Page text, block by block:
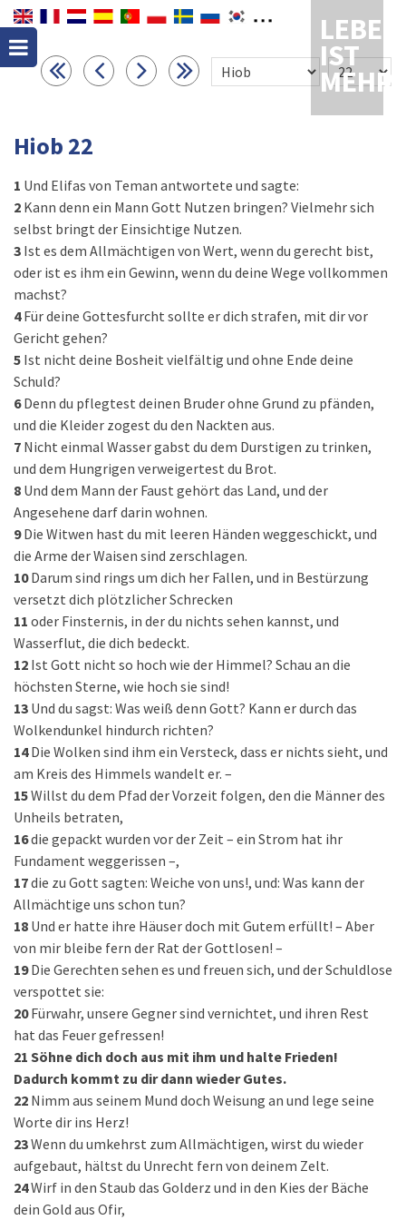
LEBEN
IST
MEHR
Hiob 22
1 Und Elifas von Teman antwortete und sagte:
2 Kann denn ein Mann Gott Nutzen bringen? Vielmehr sich
selbst bringt der Einsichtige Nutzen.
3 Ist es dem Allmächtigen von Wert, wenn du gerecht bist,
oder ist es ihm ein Gewinn, wenn du deine Wege vollkommen
machst?
4 Für deine Gottesfurcht sollte er dich strafen, mit dir vor
Gericht gehen?
5 Ist nicht deine Bosheit vielfältig und ohne Ende deine
Schuld?
6 Denn du pflegtest deinen Bruder ohne Grund zu pfänden,
und die Kleider zogest du den Nackten aus.
7 Nicht einmal Wasser gabst du dem Durstigen zu trinken,
und dem Hungrigen verweigertest du Brot.
8 Und dem Mann der Faust gehört das Land, und der
Angesehene darf darin wohnen.
9 Die Witwen hast du mit leeren Händen weggeschickt, und
die Arme der Waisen sind zerschlagen.
10 Darum sind rings um dich her Fallen, und in Bestürzung
versetzt dich plötzlicher Schrecken
11 oder Finsternis, in der du nichts sehen kannst, und
Wasserflut, die dich bedeckt.
12 Ist Gott nicht so hoch wie der Himmel? Schau an die
höchsten Sterne, wie hoch sie sind!
13 Und du sagst: Was weiß denn Gott? Kann er durch das
Wolkendunkel hindurch richten?
14 Die Wolken sind ihm ein Versteck, dass er nichts sieht, und
am Kreis des Himmels wandelt er. –
15Willst du dem Pfad der Vorzeit folgen, den die Männer des
Unheils betraten,
16die gepackt wurden vor der Zeit – ein Strom hat ihr
Fundament weggerissen –,
17die zu Gott sagten: Weiche von uns!, und: Was kann der
Allmächtige uns schon tun?
18 Und er hatte ihre Häuser doch mit Gutem erfüllt! – Aber
von mir bleibe fern der Rat der Gottlosen! –
19 Die Gerechten sehen es und freuen sich, und der Schuldlose
verspottet sie:
20 Fürwahr, unsere Gegner sind vernichtet, und ihren Rest
hat das Feuer gefressen!
21 Söhne dich doch aus mit ihm und halte Frieden!
Dadurch kommt zu dir dann wieder Gutes.
22 Nimm aus seinem Mund doch Weisung an und lege seine
Worte dir ins Herz!
23Wenn du umkehrst zum Allmächtigen, wirst du wieder
aufgebaut, hältst du Unrecht fern von deinem Zelt.
24Wirf in den Staub das Golderz und in den Kies der Bäche
dein Gold aus Ofir,